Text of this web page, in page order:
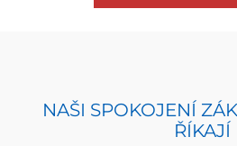
NAŠI SPOKOJENÍ
ŘÍKAJÍ